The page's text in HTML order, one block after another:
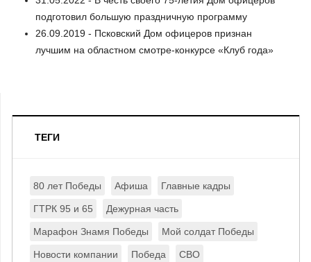
подготовил большую праздничную программу
26.09.2019 - Псковский Дом офицеров признан
лучшим на областном смотре-конкурсе «Клуб года»
ТЕГИ
80 лет Победы Афиша Главные кадры
ГТРК 95 и 65 Дежурная часть
Марафон Знамя Победы Мой солдат Победы
Новости компании Победа СВО